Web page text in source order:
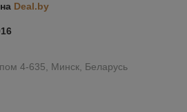
Deal.by
4-635, Минск, Беларусь